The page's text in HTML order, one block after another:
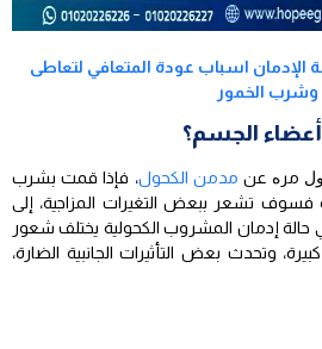
الإدمان اسباب عودة المتعافي لتعاطى
وشرب الخمور
الجسم؟
ﻣﺮﻩ عن مدمن الكحول، فإذا قمت بشرب
فسوف تشعر ببعض التغيرات المزاجية، إلى
حالة إدمان المشروب الكحولية يختلف شعور
وتحدث بعض التأثيرات الجانبية الضارة،